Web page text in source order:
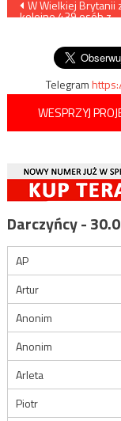
W Wielkiej Brytanii
kolejne 439 osób z
Telegram
WESPRZYJ
Darczyńcy -
AP
Artur
Anonim
Anonim
Arleta
Piotr